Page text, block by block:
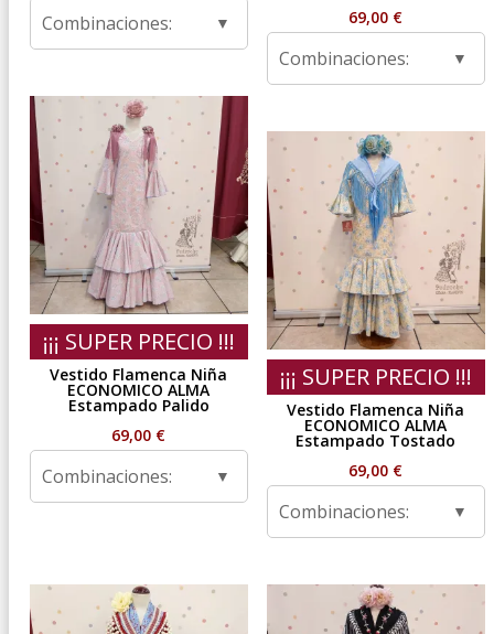
Combinaciones:
69,00 €
Combinaciones:
¡¡¡ SUPER PRECIO !!!
Vestido Flamenca Niña
ECONOMICO ALMA
Estampado Palido
69,00 €
Combinaciones:
¡¡¡ SUPER PRECIO !!!
Vestido Flamenca Niña
ECONOMICO ALMA
Estampado Tostado
69,00 €
Combinaciones: